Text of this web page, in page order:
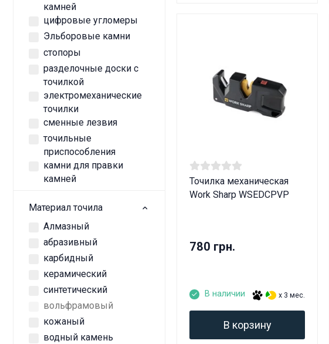
камней
цифровые угломеры
Эльборовые камни
стопоры
разделочные доски с
точилкой
электромеханические
точилки
сменные лезвия
точильные
приспособления
камни для правки
камней
Материал точила
Алмазный
абразивный
карбидный
керамический
синтетический
вольфрамовый
кожаный
водный камень
Точилка механическая
Work Sharp WSEDCPVP
780 грн.
В наличии x 3 мес.
В корзину
Данные